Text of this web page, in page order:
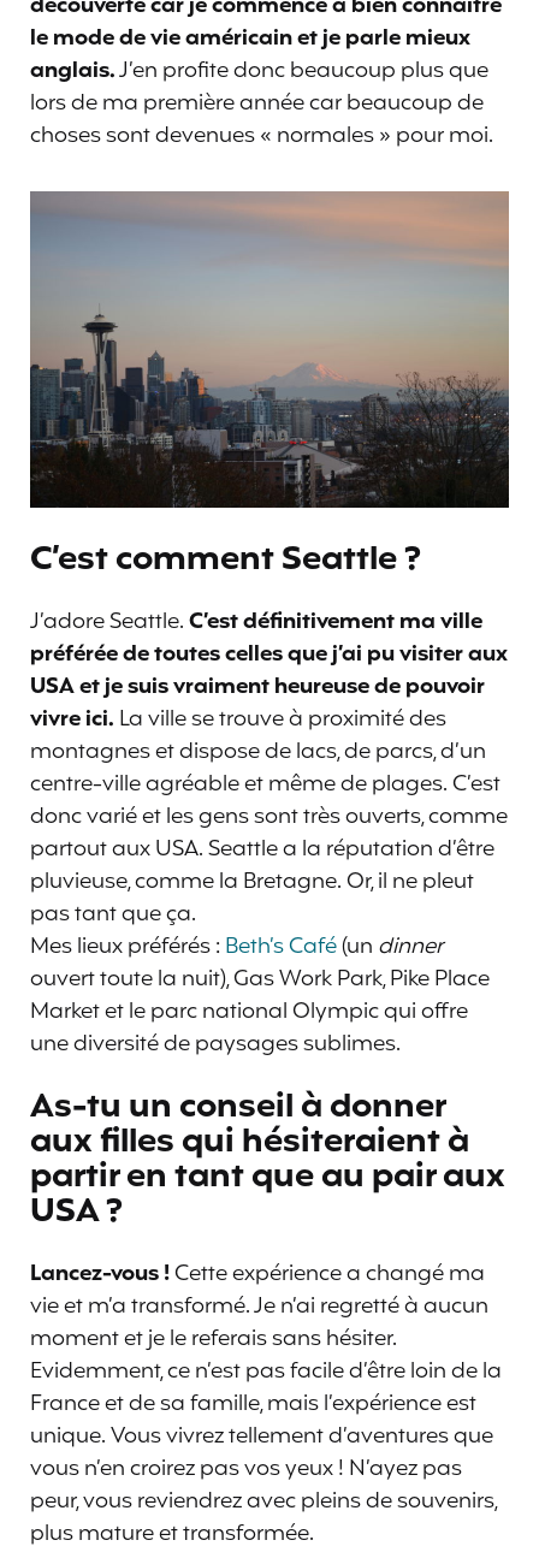
le mode de vie américain et je parle mieux
anglais.J’en profite donc beaucoup plus que
lors de ma première année car beaucoup de
choses sont devenues « normales » pour moi.
C’est comment Seattle ?
J’adore Seattle.C’est définitivement ma ville
préférée de toutes celles que j’ai pu visiter aux
USA et je suis vraiment heureuse de pouvoir
vivre ici. La ville se trouve à proximité des
montagnes et dispose de lacs, de parcs, d’un
centre-ville agréable et même de plages. C’est
donc varié et les gens sont très ouverts, comme
partout aux USA. Seattle a la réputation d’être
pluvieuse, comme la Bretagne. Or, il ne pleut
pas tant que ça.
Mes lieux préférés : Beth’s Café(un dinner
ouvert toute la nuit), Gas Work Park, Pike Place
Market et le parc national Olympic qui offre
une diversité de paysages sublimes.
As-tu un conseil à donner
aux filles qui hésiteraient à
partir en tant que au pair aux
USA ?
Lancez-vous !Cette expérience a changé ma
vie et m’a transformé. Je n’ai regretté à aucun
moment et je le referais sans hésiter.
Evidemment, ce n’est pas facile d’être loin de la
France et de sa famille, mais l’expérience est
unique. Vous vivrez tellement d’aventures que
vous n’en croirez pas vos yeux ! N’ayez pas
peur, vous reviendrez avec pleins de souvenirs,
plus mature et transformée.